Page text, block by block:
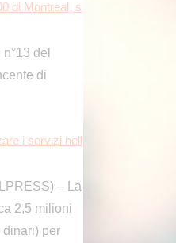
di Montreal, s
del
di
i servizi nell
– La
2,5 milioni
per